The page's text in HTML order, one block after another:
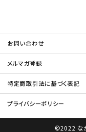
お問い合わせ
メルマガ登録
特定商取引法に基づく表記
プライバシーポリシー
©2022 な